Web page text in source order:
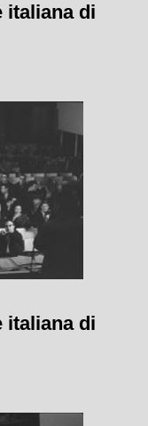
italiana di
italiana di